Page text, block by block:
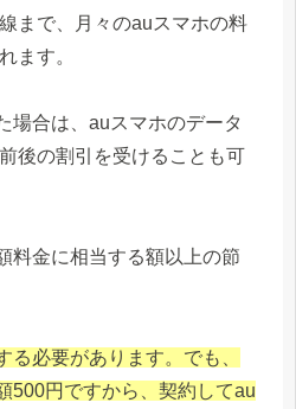
まで、月々のauスマホの料
ます。
場合は、auスマホのデータ
後の割引を受けることも可
料金に相当する額以上の節
る必要があります。でも、
500円ですから、契約してau